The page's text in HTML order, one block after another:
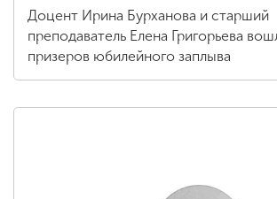
Доцент Ирина Бурханова и старший
преподаватель Елена Григорьева
призеров юбилейного заплыва